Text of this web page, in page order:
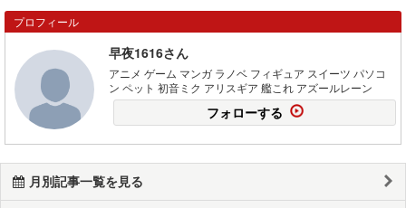
プロフィール
早夜1616さん
アニメ ゲーム マンガ ラノベ フィギュア スイーツ パソコ
ン ペット 初音ミク アリスギア 艦これ アズールレーン
フォローする
月別記事一覧を見る